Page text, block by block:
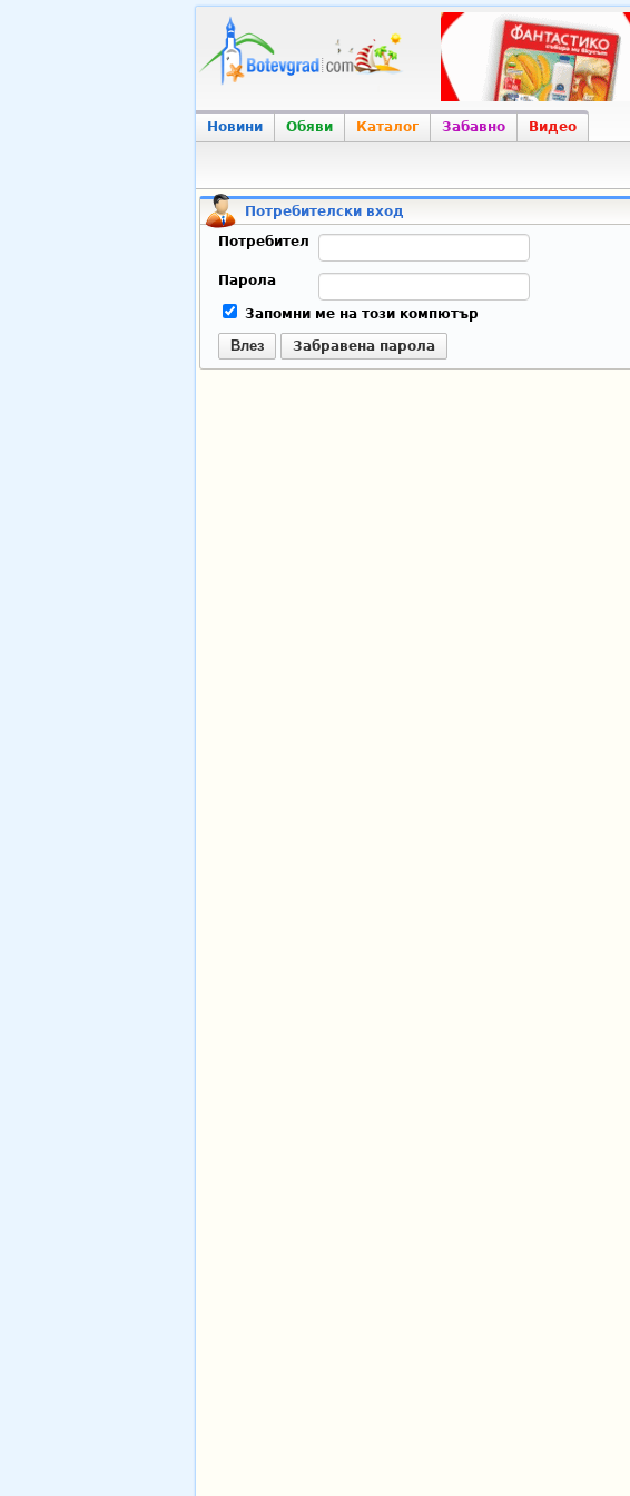
Новини Обяви Каталог Забавно Видео
Потребителски вход
Потребител
Парола
Запомни ме на този компютър
Влез Забравена парола